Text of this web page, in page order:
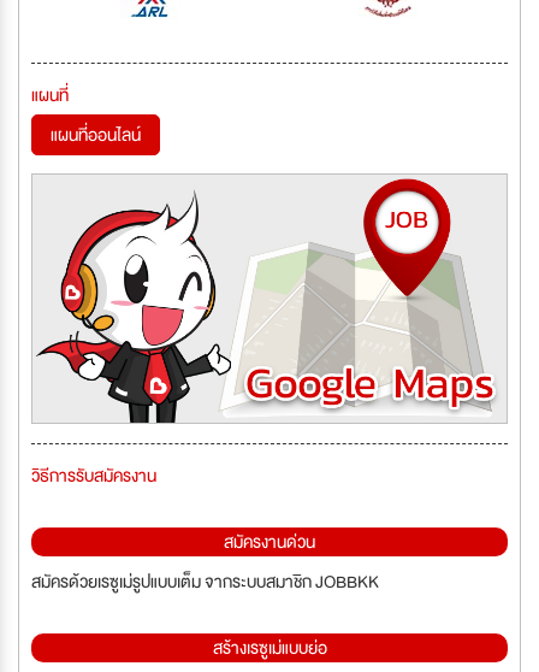
แผนที่
แผนที่ออนไลน์
วิธีการรับสมัครงาน
สมัครงานด่วน
สมัครด้วยเรซูเม่รูปแบบเต็ม จากระบบสมาชิก JOBBKK
สร้างเรซูเม่แบบย่อ